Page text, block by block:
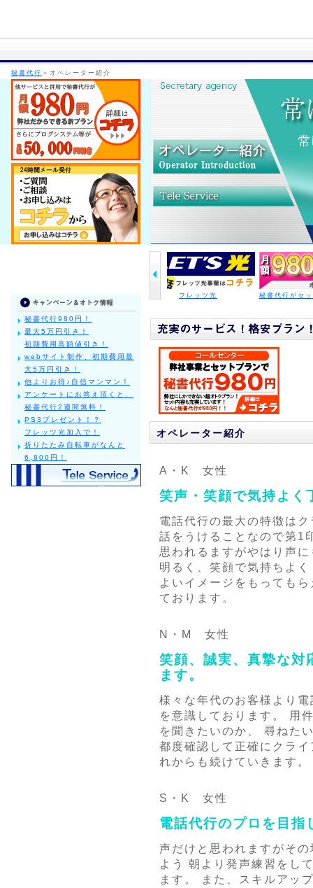
秘書代行 ＞オペレーター紹介
秘書代行がセットプランで980
オペレーター紹介
A・K 女性
笑声・笑顔で気持よく
電話代行の最大の特徴は
話をうけることなので第1
思われるますがやはり声
明るく、笑顔で気持ちよ
よいイメージをもっても
ております。
N・M 女性
笑顔、誠実、真摯な対
ます。
様々な年代のお客様より
を意識しております。 用
を聞きたいのか、 尋ねた
都度確認して正確にクラ
れからも続けていきます。
S・K 女性
電話代行のプロを目指
声だけと思われますがそ
よう 朝より発声練習をし
ます。 また、スキルアッ
秘書代行980円！
最大5万円引き！
初期費用高額値引き！
webサイト制作、初期費用最
大5万円引き！
他よりお得♪自信マンマン！
アンケートにお答え頂くと、
秘書代行2週間無料！
PS3プレゼント！？
フレッツ光加入で！
折りたたみ自転車がなんと
6,800円！